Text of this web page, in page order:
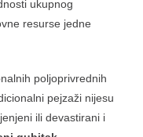
ukupnog
resurse jedne
poljoprivrednih
pejzaži nijesu
ili devastirani i